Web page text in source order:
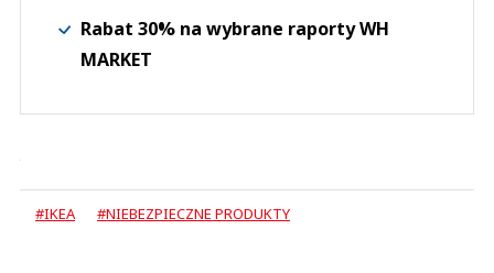
Rabat 30% na wybrane raporty WH
MARKET
#IKEA #NIEBEZPIECZNE PRODUKTY